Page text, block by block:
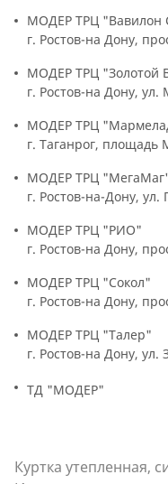
МОДЕР ТРЦ "Вавилон
г. Ростов-на Дону,
МОДЕР ТРЦ "Золотой
г. Ростов-на Дону, ул.
МОДЕР ТРЦ
г. Таганрог, площадь
МОДЕР ТРЦ
г. Ростов-на-Дону,
МОДЕР ТРЦ "РИО"
г. Ростов-на Дону,
МОДЕР ТРЦ "Сокол"
г. Ростов-на Дону,
МОДЕР ТРЦ "Талер"
г. Ростов-на Дону, ул.
ТД "МОДЕР"
Куртка утепленная,